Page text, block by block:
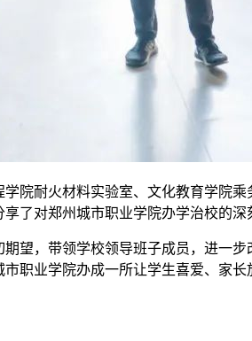
院耐火材料实验室、文化教育学院
了对郑州城市职业学院办学治校的深
望，带领学校领导班子成员，进一
职业学院办成一所让学生喜爱、家长